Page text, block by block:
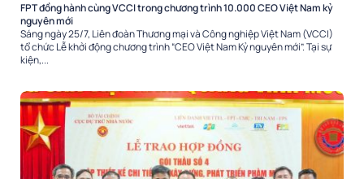
FPT đồng hành cùng VCCI trong chương trình 10.000 CEO Việt Nam kỷ
nguyên mới
Sáng ngày 25/7, Liên đoàn Thương mại và Công nghiệp Việt Nam (VCCI)
tổ chức Lễ khởi động chương trình “CEO Việt Nam Kỷ nguyên mới”. Tại sự
kiện,...